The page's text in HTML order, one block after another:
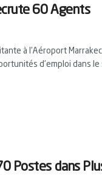
60 Agents
à l'Aéroport
d'emploi dans
Postes dans